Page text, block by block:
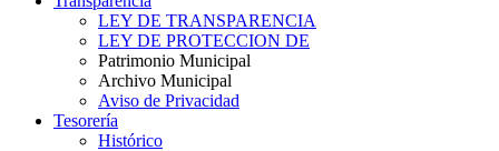
LEY DE TRANSPARENCIA
LEY DE PROTECCION DE
Patrimonio Municipal
Archivo Municipal
Aviso de Privacidad
Tesorería
Histórico